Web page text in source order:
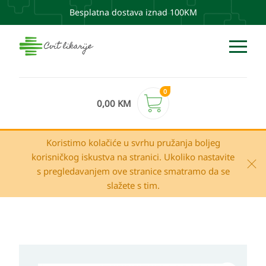
Besplatna dostava iznad 100KM
0,00 KM
0
Koristimo kolačiće u svrhu pružanja boljeg
korisničkog iskustva na stranici. Ukoliko nastavite
s pregledavanjem ove stranice smatramo da se
slažete s tim.